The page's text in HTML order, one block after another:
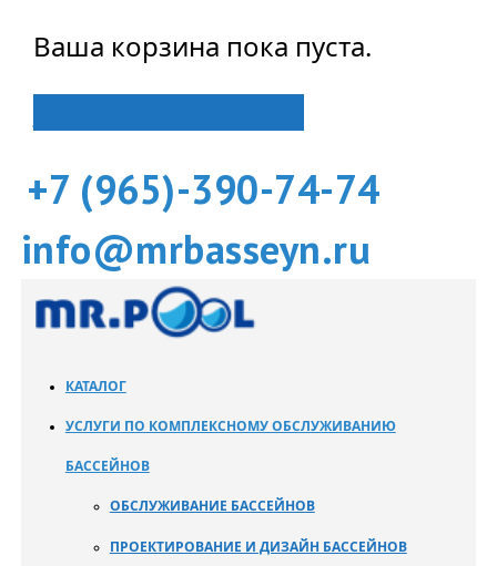
Ваша корзина пока пуста.
+7 (965)-390-74-74
info@mrbasseyn.ru
КАТАЛОГ
УСЛУГИ ПО КОМПЛЕКСНОМУ ОБСЛУЖИВАНИЮ
БАССЕЙНОВ
ОБСЛУЖИВАНИЕ БАССЕЙНОВ
ПРОЕКТИРОВАНИЕ И ДИЗАЙН БАССЕЙНОВ